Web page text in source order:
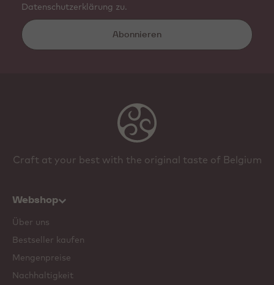
Datenschutzerklärung zu.
Abonnieren
Craft at your best with the original taste of Belgium
Webshop
Über uns
Bestseller kaufen
Mengenpreise
Nachhaltigkeit